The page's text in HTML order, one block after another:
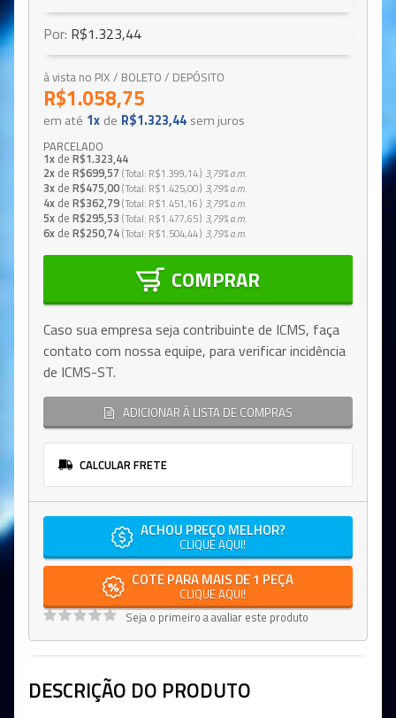
Por: R$1.323,44
à vista no PIX / BOLETO / DEPÓSITO
R$1.058,75
em até 1x de R$1.323,44 sem juros
PARCELADO
1x de R$1.323,44
2x de R$699,57 Total R$1.399,14 3,79%a.m.
3x de R$475,00 Total R$1.425,00 3,79%a.m.
4x de R$362,79 Total R$1.451,16 3,79%a.m.
5x de R$295,53 Total R$1.477,65 3,79%a.m.
6x de R$250,74 Total R$1.504,44 3,79%a.m.
COMPRAR
Caso sua empresa seja contribuinte de ICMS, faça
contato com nossa equipe, para verificar incidência
de ICMS-ST.
ADICIONAR À LISTA DE COMPRAS
CALCULAR FRETE
ACHOU PREÇO MELHOR?
CLIQUE AQUI!
COTE PARA MAIS DE 1 PEÇA
CLIQUE AQUI!
Seja o primeiro a avaliar este produto
DESCRIÇÃO DO PRODUTO